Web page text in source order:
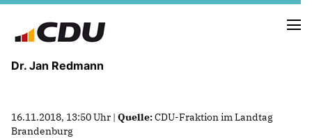
Dr. Jan Redmann
MEINE HEIMAT
16.11.2018, 13:50 Uhr | Quelle:CDU-Fraktion im Landtag
Brandenburg